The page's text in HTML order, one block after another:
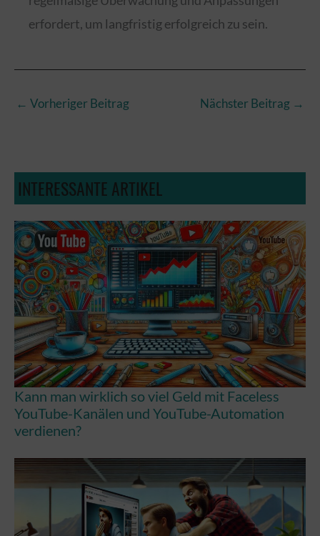
erfordert, um langfristig erfolgreich zu sein.
← Vorheriger Beitrag Nächster Beitrag →
INTERESSANTE ARTIKEL
Kann man wirklich so viel Geld mit Faceless
YouTube-Kanälen und YouTube-Automation
verdienen?